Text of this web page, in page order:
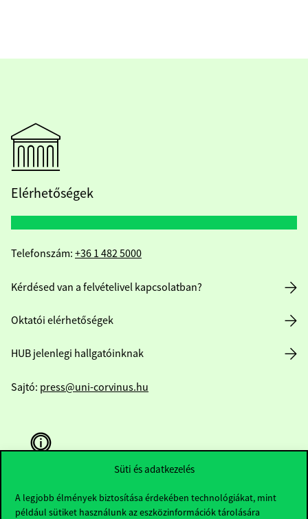
Süti és adatkezelés
A legjobb élmények biztosítása érdekében technológiákat, mint
például sütiket használunk az eszközinformációk tárolására
Elérhetőségek
Telefonszám: +36 1 482 5000
Kérdésed van a felvételivel kapcsolatban?
Oktatói elérhetőségek
HUB jelenlegi hallgatóinknak
Sajtó: press@uni-corvinus.hu
Hasznos linkek